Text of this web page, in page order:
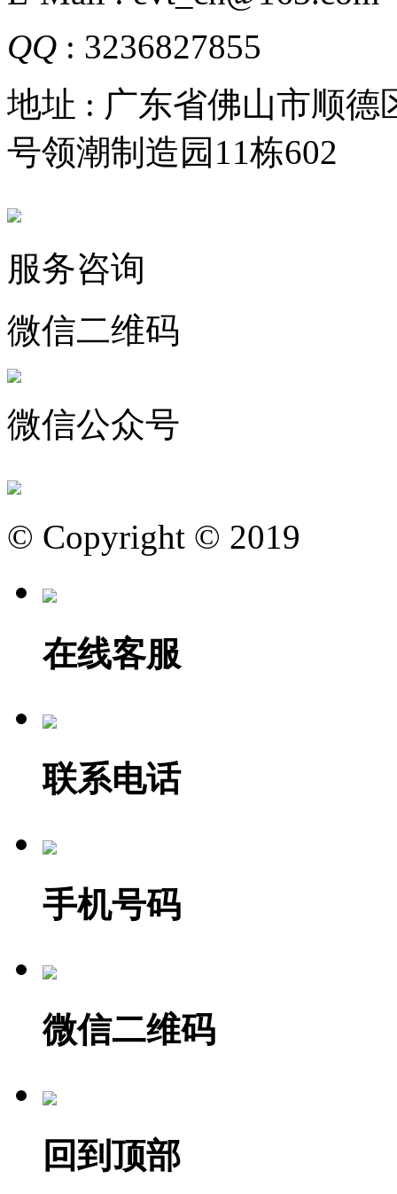
QQ : 3236827855
地址 : 广东省佛山市顺德
号领潮制造园11栋602
服务咨询
微信二维码
微信公众号
© Copyright © 2019
在线客服
联系电话
手机号码
微信二维码
回到顶部